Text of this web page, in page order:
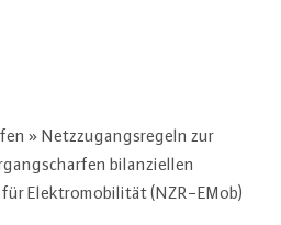
Netzzugangsregeln zur
bilanziellen
Elektromobilität (NZR-EMob)